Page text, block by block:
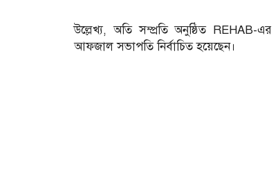
উল্লেখ্য, অতি সম্প্রতি অনুষ্ঠিত REHAB-
আফজাল সভাপতি নির্বাচিত হয়েছেন।